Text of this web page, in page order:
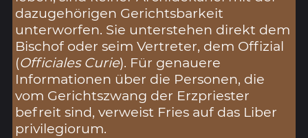
dazugehörigen Gerichtsbarkeit
unterworfen. Sie unterstehen direkt dem
Bischof oder seim Vertreter, dem Offizial
(Officiales Curie). Für genauere
Informationen über die Personen, die
vom Gerichtszwang der Erzpriester
befreit sind, verweist Fries auf das Liber
privilegiorum.